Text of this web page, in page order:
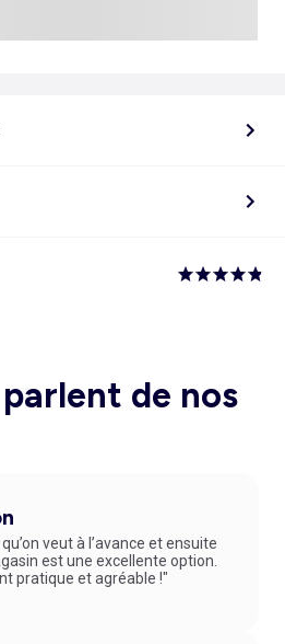
de nos
veut à l’avance et ensuite
est une excellente option.
pratique et agréable !"